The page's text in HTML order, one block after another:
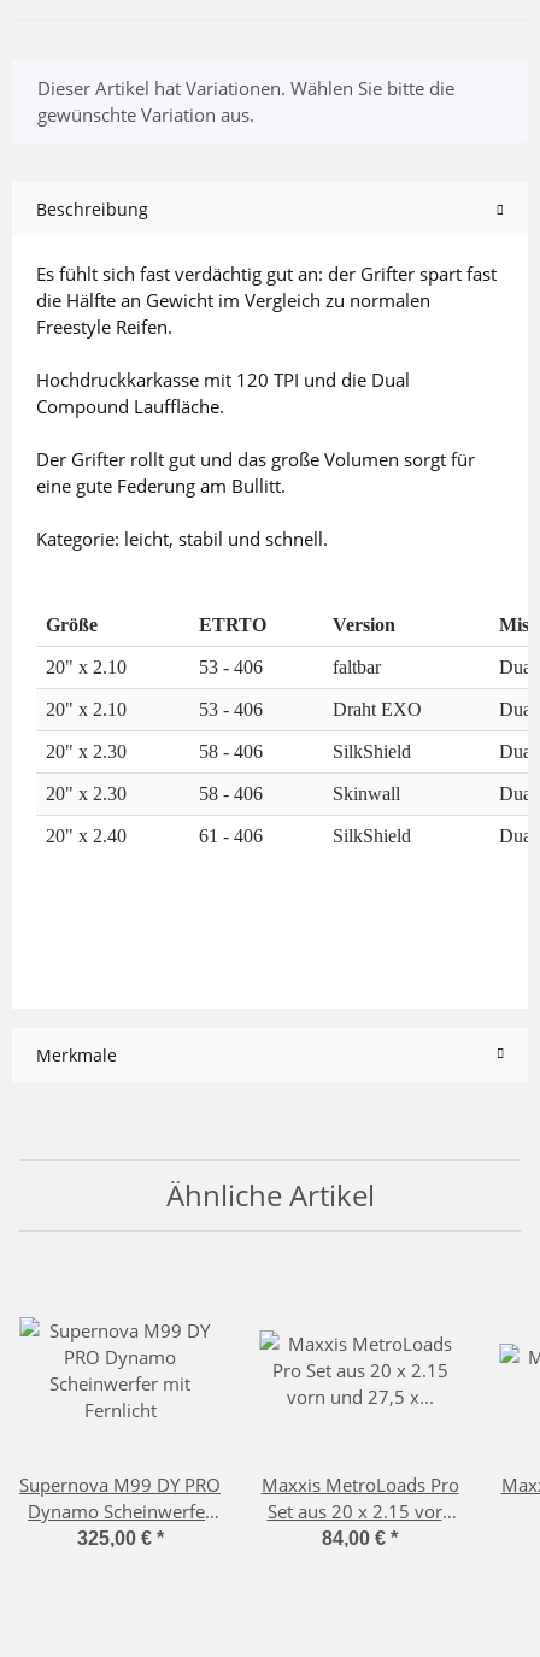
x
Dieser Artikel hat Variationen. Wählen Sie bitte die
gewünschte Variation aus.
Beschreibung
Es fühlt sich fast verdächtig gut an: der Grifter spart fast
die Hälfte an Gewicht im Vergleich zu normalen
Freestyle Reifen.
Hochdruckkarkasse mit 120 TPI und die Dual
Compound Lauffläche.
Der Grifter rollt gut und das große Volumen sorgt für
eine gute Federung am Bullitt.
Kategorie: leicht, stabil und schnell.
Größe ETRTO Version
20" x 2.10 53 - 406 faltbar Dual
20" x 2.10 53 - 406 Draht EXO Dual
20" x 2.30 58 - 406 SilkShield Dual
20" x 2.30 58 - 406 Skinwall Dual
20" x 2.40 61 - 406 SilkShield Dual
Merkmale
Ähnliche Artikel
Supernova M99 DY PRO
Dynamo Scheinwerfer
mit Fernlicht
325,00 € *
Maxxis MetroLoads Pro
Set aus 20 x 2.15 vorn
und 27,5 x 2.15 hinten
84,00 € *